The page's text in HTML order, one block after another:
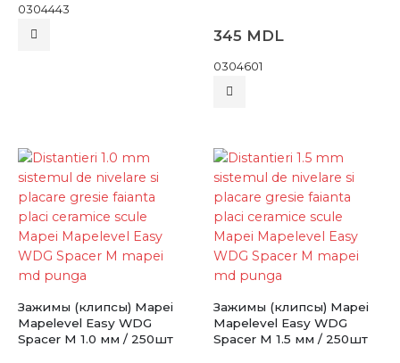
0304443
345 MDL
0304601
Зажимы (клипсы) Mapei
Mapelevel Easy WDG
Spacer M 1.0 мм / 250шт
Зажимы (клипсы) Mapei
Mapelevel Easy WDG
Spacer M 1.5 мм / 250шт